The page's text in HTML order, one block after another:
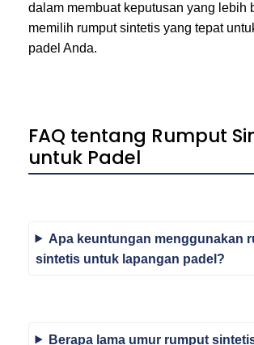
dalam membuat keputusan yang lebih
memilih rumput sintetis yang tepat
padel Anda.
FAQ tentang Rumput
untuk Padel
Apa keuntungan menggunakan
sintetis untuk lapangan padel?
Berapa lama umur rumput